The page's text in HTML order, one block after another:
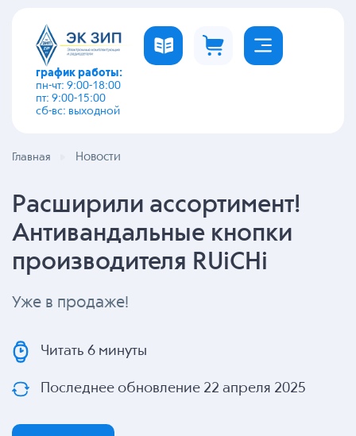
график работы:
пн-чт: 9:00-18:00
пт: 9:00-15:00
сб-вс: выходной
Главная Новости
Расширили ассортимент!
Антивандальные кнопки
производителя RUiCHi
Уже в продаже!
Читать 6 минуты
Последнее обновление 22 апреля 2025